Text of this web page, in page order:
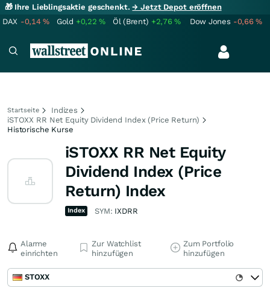
🎁 Ihre Lieblingsaktie geschenkt.→ Jetzt Depot eröffnen
DAX -0,14% Gold +0,22% Öl (Brent) +2,76% Dow Jones -0,66%
Startseite
Indizes
iSTOXX RR Net Equity Dividend Index (Price Return)
Historische Kurse
iSTOXX RR Net Equity
Dividend Index (Price
Return) Index
Index SYM: IXDRR
Alarme
einrichten
Zur Watchlist
hinzufügen
Zum Portfolio
hinzufügen
STOXX